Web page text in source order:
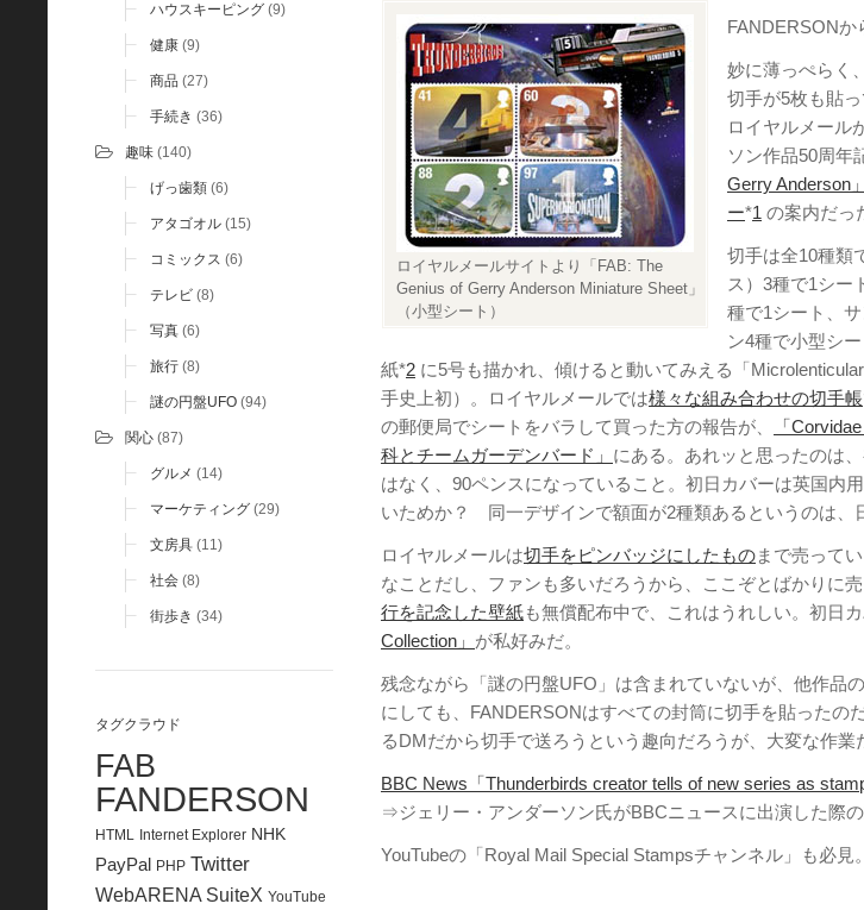
ハウスキーピング (9)
健康 (9)
商品 (27)
手続き (36)
趣味 (140)
げっ歯類 (6)
アタゴオル (15)
コミックス (6)
テレビ (8)
写真 (6)
旅行 (8)
謎の円盤UFO (94)
関心 (87)
グルメ (14)
マーケティング (29)
文房具 (11)
社会 (8)
街歩き (34)
タグクラウド
FAB
FANDERSON
HTML Internet Explorer NHK
PayPal PHP Twitter
WebARENA SuiteX YouTube
ロイヤルメールサイトより「FAB: The
Genius of Gerry Anderson Miniature Sheet」
（小型シート）
FANDERSONか
妙に薄っぺらく
切手が5枚も貼
ロイヤルメール
ソン作品50周年
Gerry Anderson」
ー*1 の案内だっ
切手は全10種類
ス）3種で1シー
種で1シート、
ン4種で小型シ
紙*2 に5号も描かれ、傾けると動いてみえる「
手史上初）。ロイヤルメールでは様々な組み合わせの切手帳
の郵便局でシートをバラして買った方の報告が、
「
科とチームガーデンバード」 にある。あれッと思ったのは
はなく、90ペンスになっていること。初日カバーは英国内
いためか？ 同一デザインで額面が2種類あるというのは、
ロイヤルメールは切手をピンバッジにしたものまで売って
なことだし、ファンも多いだろうから、ここぞとばかりに売
行を記念した壁紙も無償配布中で、これはうれしい。初日
Collection」 が私好みだ。
残念ながら「謎の円盤UFO」は含まれていないが、他作品
にしても、FANDERSONはすべての封筒に切手を貼ったの
るDMだから切手で送ろうという趣向だろうが、大変な作業
BBC News「Thunderbirds creator tells of new series as
⇒ジェリー・アンダーソン氏がBBCニュースに出演した際
YouTubeの「Royal Mail Special Stampsチャンネル」も必見。